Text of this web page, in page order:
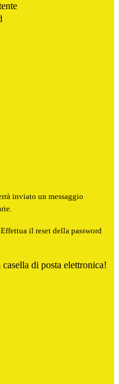
inviato un messaggio
il reset della password
di posta elettronica!